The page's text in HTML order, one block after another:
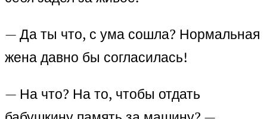
— Да ты что, с ума сошла? Нормальная
жена давно бы согласилась!
— На что? На то, чтобы отдать